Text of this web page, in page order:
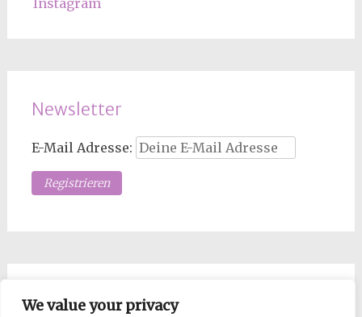
We value your privacy
Newsletter
E-Mail Adresse:
Los Mopsdame, such!